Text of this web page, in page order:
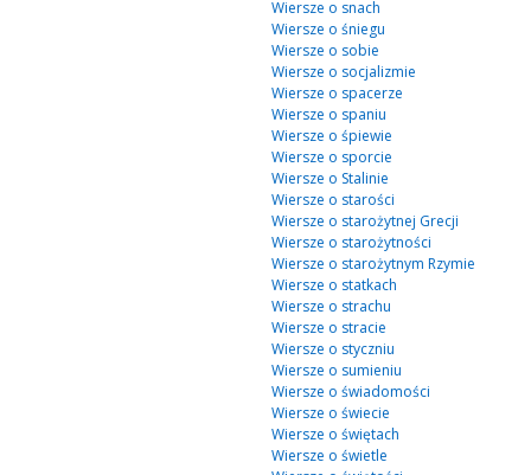
Wiersze o snach
Wiersze o śniegu
Wiersze o sobie
Wiersze o socjalizmie
Wiersze o spacerze
Wiersze o spaniu
Wiersze o śpiewie
Wiersze o sporcie
Wiersze o Stalinie
Wiersze o starości
Wiersze o starożytnej Grecji
Wiersze o starożytności
Wiersze o starożytnym Rzymie
Wiersze o statkach
Wiersze o strachu
Wiersze o stracie
Wiersze o styczniu
Wiersze o sumieniu
Wiersze o świadomości
Wiersze o świecie
Wiersze o świętach
Wiersze o świetle